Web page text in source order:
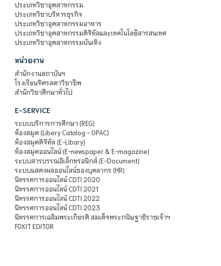
ประเภทวิชาอุตสาหกรรม
ประเภทวิชาบริหารธุรกิจ
ประเภทวิชาอุตสาหกรรมอาหาร
ประเภทวิชาอุตสาหกรรมดิจิทัลและเทคโนโลยีสารสนเทศ
ประเภทวิชาอุตสาหกรรมบันเทิง
หน่วยงาน
สำนักงานสถาบันฯ
โรงเรียนจิตรลดาวิชาชีพ
สำนักวิชาศึกษาทั่วไป
E-SERVICE
ระบบบริการการศึกษา (REG)
ห้องสมุด (Libery Catalog - OPAC)
ห้องสมุดดิจิทัล (E-Libary)
ห้องสมุดออนไลน์ (E-newspaper & E-magazine)
ระบบสารบรรณอิเล็กทรอนิกส์ (E-Document)
ระบบแสดงผลออนไลน์ของบุคลากร (HR)
นิทรรศการออนไลน์ CDTI 2020
นิทรรศการออนไลน์ CDTI 2021
นิทรรศการออนไลน์ CDTI 2022
นิทรรศการออนไลน์ CDTI 2023
นิทรรศการเฉลิมพระเกียรติ สมเด็จพระกนิษฐาธิราชเจ้าฯ
FOXIT EDITOR